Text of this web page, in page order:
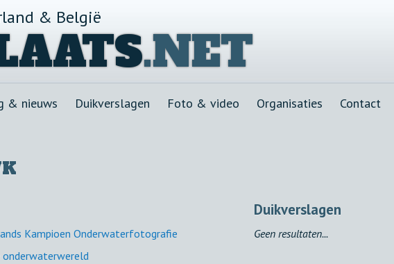
& België
.NET
& nieuws Duikverslagen Foto & video Organisaties Contact
Kampioen Onderwaterfotografie
onderwaterwereld
Duikverslagen
Geen resultaten...